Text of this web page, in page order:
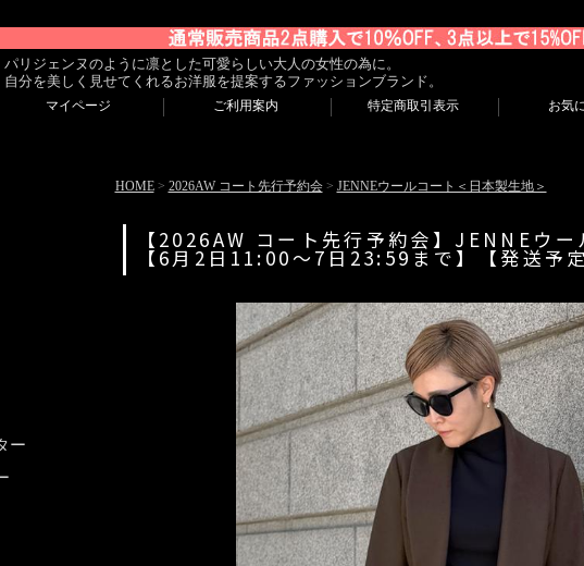
パリジェンヌのように凛とした可愛らしい大人の女性の為に。
自分を美しく見せてくれるお洋服を提案するファッションブランド。
マイページ ご利用案内 特定商取引表示 お気
ー
HOME> 2026AW コート先行予約会> JENNEウールコート＜日本製生地＞
【2026AW コート先行予約会】JENNEウ
【6月2日11:00～7日23:59まで】【発送予